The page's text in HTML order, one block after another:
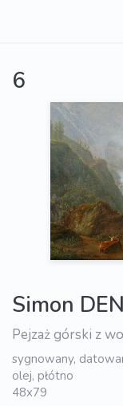
6
Simon
Pejzaż górski z
sygnowany,
olej, płótno
48x79